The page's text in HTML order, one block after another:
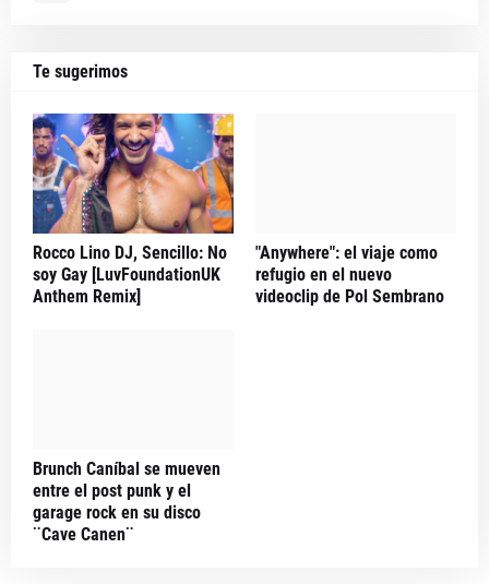
Te sugerimos
Rocco Lino DJ, Sencillo: No
soy Gay [LuvFoundationUK
Anthem Remix]
"Anywhere": el viaje como
refugio en el nuevo
videoclip de Pol Sembrano
Brunch Caníbal se mueven
entre el post punk y el
garage rock en su disco
¨Cave Canen¨